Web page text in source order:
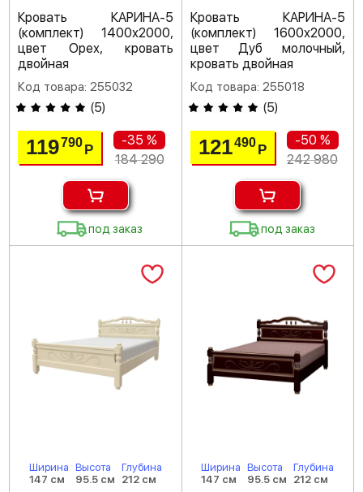
Кровать КАРИНА-5
(комплект) 1400х2000,
цвет Орех, кровать
двойная
Код товара: 255032
(5)
119790Р
-35 %
184 290
под заказ
Кровать КАРИНА-5
(комплект) 1600х2000,
цвет Дуб молочный,
кровать двойная
Код товара: 255018
(5)
121490 Р
-50 %
242 980
под заказ
Ширина
147 см
Высота
95.5 см
Глубина
212 см
Ширина
147 см
Высота
95.5 см
Глубина
212 см